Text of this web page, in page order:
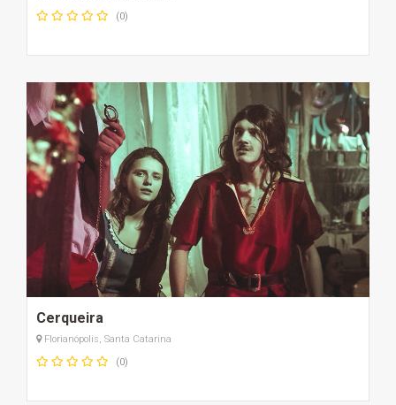
(0)
Cerqueira
Florianópolis, Santa Catarina
(0)